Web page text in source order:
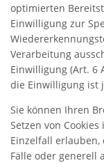
optimierten
Einwilligung zur
Verarbeitung
Einwilligung (Art. 6
die Einwilligung ist
Sie können Ihren
Setzen von
Einzelfall erlauben,
Fälle oder generell